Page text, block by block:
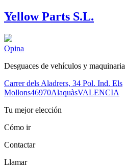
Yellow Parts S.L.
Opina
Desguaces de vehículos y maquinaria
Carrer dels Aladrers, 34 Pol. Ind. Els
Mollons46970AlaquàsVALENCIA
Tu mejor elección
Cómo ir
Contactar
Llamar